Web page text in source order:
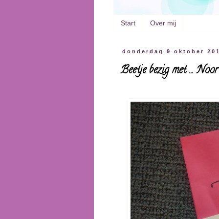
Start Over mij
donderdag 9 oktober
Beetje bezig met ... Noor